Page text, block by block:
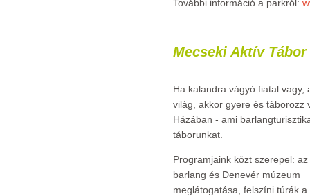
További információ a parkról:
Mecseki Aktív Tábor
Ha kalandra vágyó fiatal
világ, akkor gyere és táborozz
Házában - ami
táborunkat.
Programjaink közt szerepel: az
barlang és Denevér múzeum
meglátogatása, felszíni túrák a